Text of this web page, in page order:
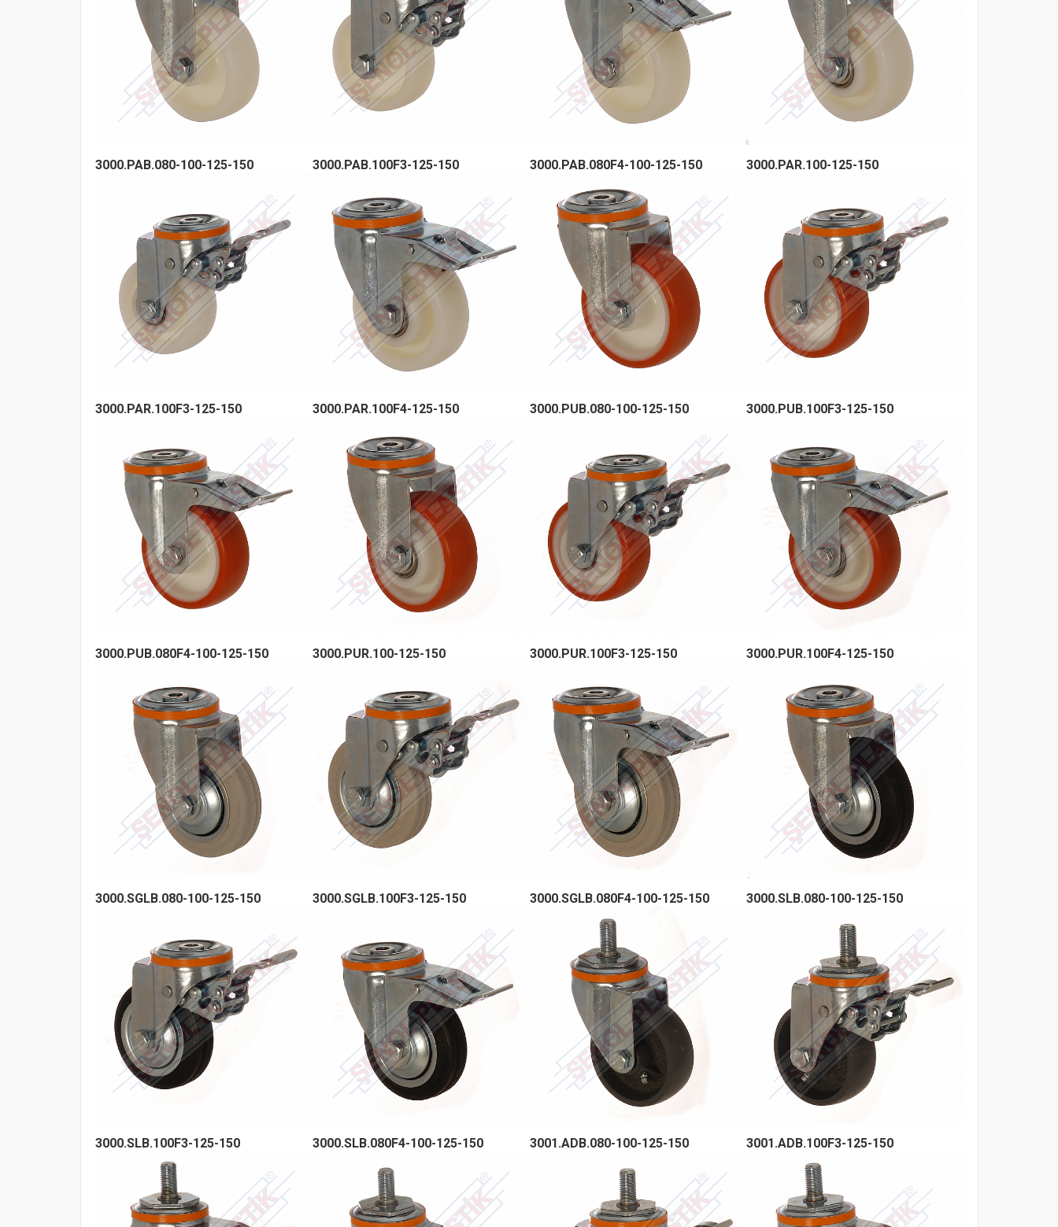
3000.PAB.080-100-125-150 3000.PAB.100F3-125-150 3000.PAB.080F4-100-125-150 3000.PAR.100-125-150
3000.PAR.100F3-125-150 3000.PAR.100F4-125-150 3000.PUB.080-100-125-150 3000.PUB.100F3-125-150
3000.PUB.080F4-100-125-150 3000.PUR.100-125-150 3000.PUR.100F3-125-150 3000.PUR.100F4-125-150
3000.SGLB.080-100-125-150 3000.SGLB.100F3-125-150 3000.SGLB.080F4-100-125-150 3000.SLB.080-100-125-150
3000.SLB.100F3-125-150 3000.SLB.080F4-100-125-150 3001.ADB.080-100-125-150 3001.ADB.100F3-125-150